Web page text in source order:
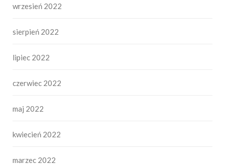
wrzesień 2022
sierpień 2022
lipiec 2022
czerwiec 2022
maj 2022
kwiecień 2022
marzec 2022